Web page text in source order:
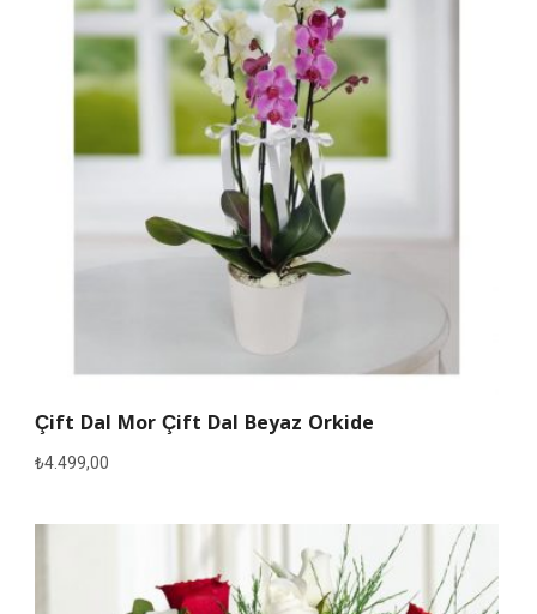
Çift Dal Mor Çift Dal Beyaz Orkide
₺4.499,00